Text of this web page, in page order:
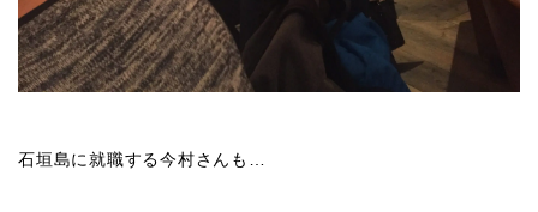
石垣島に就職する今村さんも…